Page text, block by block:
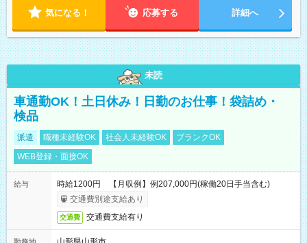
気になる！ 応募する 詳細へ
未読
車通勤OK！土日休み！日勤のお仕事！袋詰め・
検品
派遣 職種未経験OK 社会人未経験OK
ブランクOK
WEB登録・面接OK
給与
時給1200円 【月収例】例207,000円(稼働20日手当含む)
交通費別途支給あり
交通費 交通費支給有り